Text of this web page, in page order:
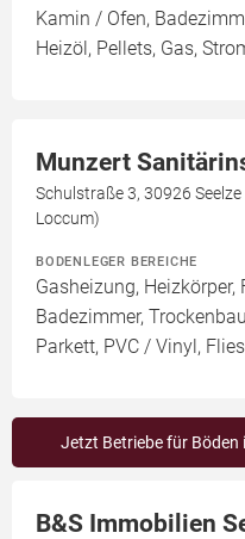
Kamin / Ofen,
Heizöl, Pellets, Gas,
Munzert
Schulstraße 3, 30926
Loccum)
BODENLEGER BEREICHE
Gasheizung,
Badezimmer,
Parkett, PVC / Vinyl,
Jetzt Betriebe für Böden
B&S Immobilien